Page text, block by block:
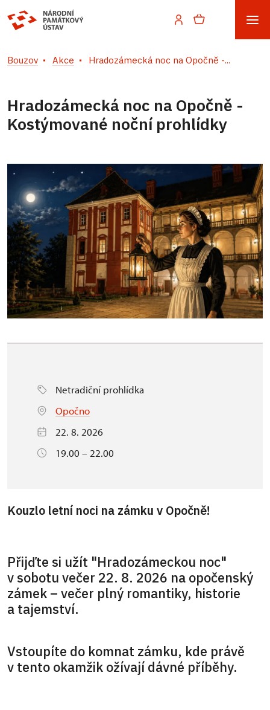
Bouzov Akce Hradozámecká noc na Opočně -...
Hradozámecká noc na Opočně -
Kostýmované noční prohlídky
Netradiční prohlídka
Opočno
22. 8. 2026
19.00 – 22.00
Kouzlo letní noci na zámku v Opočně!
Přijďte si užít "Hradozámeckou noc"
v sobotu večer 22. 8. 2026 na opočenský
zámek – večer plný romantiky, historie
a tajemství.
Vstoupíte do komnat zámku, kde právě
v tento okamžik ožívají dávné příběhy.